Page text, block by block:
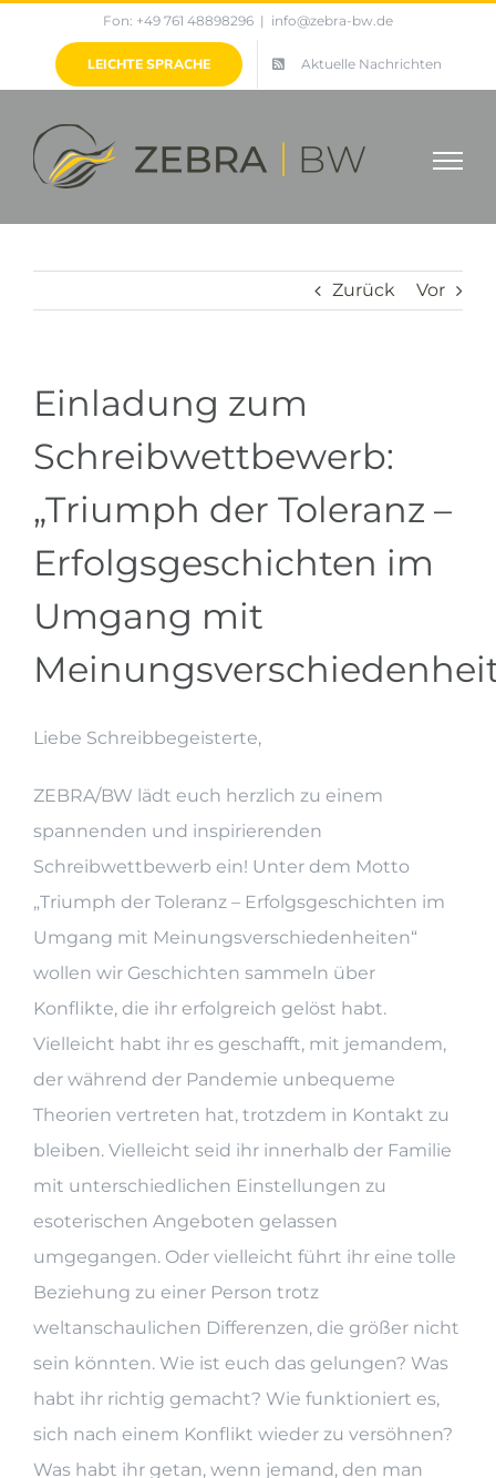
springen
Fon: +49 761 48898296 | info@zebra-bw.de
LEICHTE SPRACHE Aktuelle Nachrichten
Zurück Vor
Einladung zum
Schreibwettbewerb:
„Triumph der Toleranz –
Erfolgsgeschichten im
Umgang mit
Liebe Schreibbegeisterte,
ZEBRA/BW lädt euch herzlich zu einem
spannenden und inspirierenden
Schreibwettbewerb ein! Unter dem Motto
„Triumph der Toleranz – Erfolgsgeschichten im
Umgang mit Meinungsverschiedenheiten“
wollen wir Geschichten sammeln über
Konflikte, die ihr erfolgreich gelöst habt.
Vielleicht habt ihr es geschafft, mit jemandem,
der während der Pandemie unbequeme
Theorien vertreten hat, trotzdem in Kontakt zu
bleiben. Vielleicht seid ihr innerhalb der Familie
mit unterschiedlichen Einstellungen zu
esoterischen Angeboten gelassen
umgegangen. Oder vielleicht führt ihr eine tolle
Beziehung zu einer Person trotz
weltanschaulichen Differenzen, die größer nicht
sein könnten. Wie ist euch das gelungen? Was
habt ihr richtig gemacht? Wie funktioniert es,
sich nach einem Konflikt wieder zu versöhnen?
Was habt ihr getan, wenn jemand, den man